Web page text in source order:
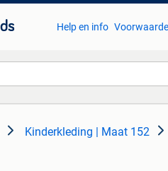
Help en info
Kinderkleding | Maat 152